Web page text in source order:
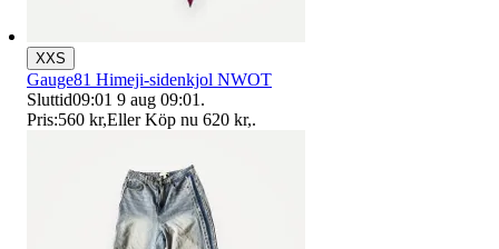
XXS
Gauge81 Himeji-sidenkjol NWOT
Sluttid09:01 9 aug 09:01 .
Pris:560 kr,Eller Köp nu 620 kr,.